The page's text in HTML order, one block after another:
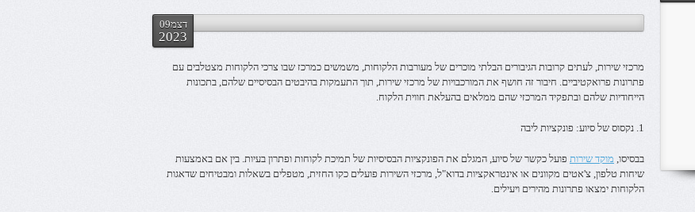
דצמ09
2023
מרכזי שירות, לעתים קרובות הגיבורים הבלתי מוכרים של מעורבות הלקוחות, משמשים כמרכז שבו צרכי הלקוחות מצטלבים עם
פתרונות פרואקטיביים. חיבור זה חושף את המורכבויות של מרכזי שירות, תוך התעמקות בהיבטים הבסיסיים שלהם, בתכונות
הייחודיות שלהם ובתפקיד המרכזי שהם ממלאים בהעלאת חווית הלקוח.
1. נקסוס של סיוע: פונקציות ליבה
בבסיסו, מוקד שירות פועל כקשר של סיוע, המגלם את הפונקציות הבסיסיות של תמיכת לקוחות ופתרון בעיות. בין אם באמצעות
שיחות טלפון, צ'אטים מקוונים או אינטראקציות בדוא"ל, מרכזי השירות פועלים כקו החזית, מטפלים בשאלות ומבטיחים שדאגות
הלקוחות ימצאו פתרונות מהירים ויעילים.